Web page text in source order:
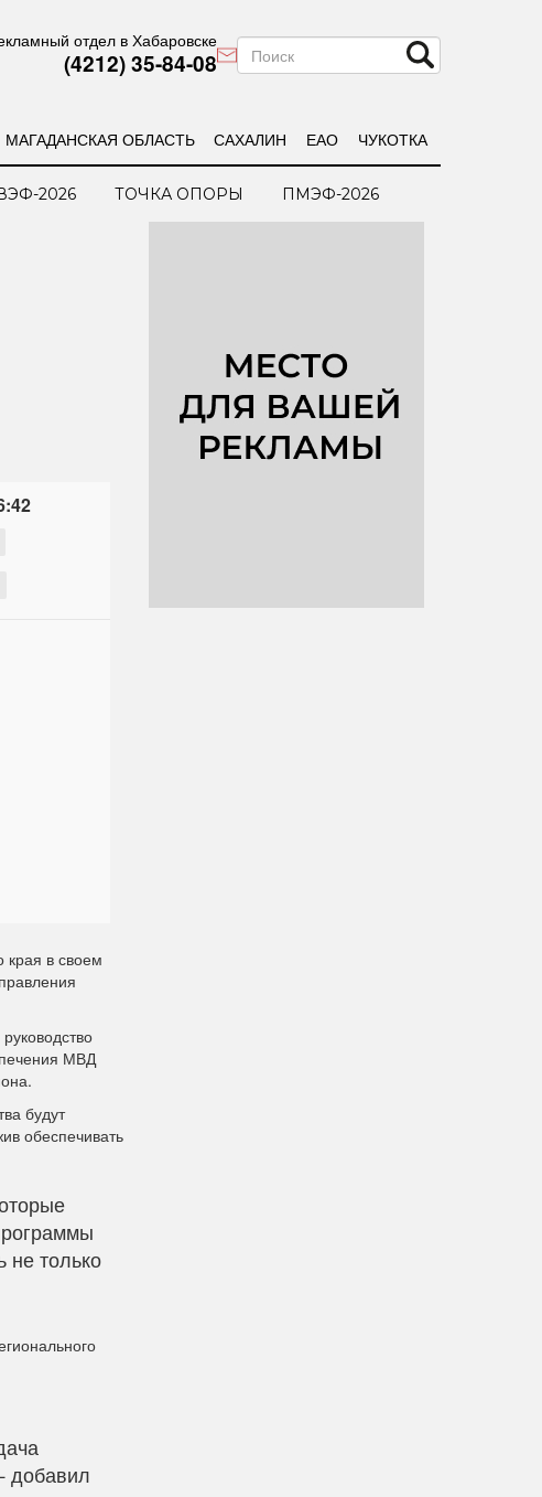
отдел в Хабаровске
(4212) 35-84-08
МАГАДАНСКАЯ ОБЛАСТЬ САХАЛИН ЕАО ЧУКОТКА
2026 ТОЧКА ОПОРЫ ПМЭФ-2026
края в своем
МВД
будут
обеспечивать
не только
добавил